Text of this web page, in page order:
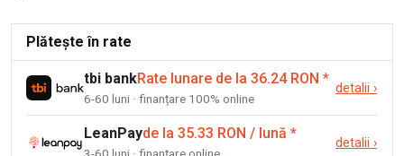
Plătește în rate
tbi bankRate lunare de la 36.24 RON *
6-60 luni · finanțare 100% online
detalii ›
LeanPayde la 35.33 RON / lună *
3-60 luni · finanțare online
detalii ›